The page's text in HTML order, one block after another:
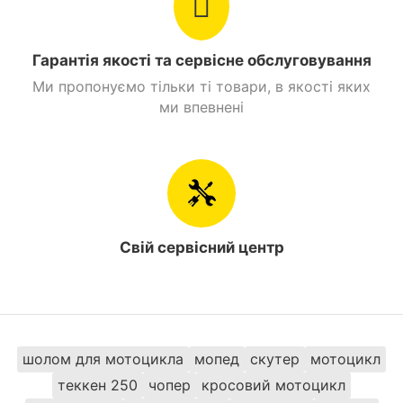
Гарантія якості та сервісне обслуговування
Ми пропонуємо тільки ті товари, в якості яких
ми впевнені
Свій сервісний центр
шолом для мотоцикла мопед скутер
мотоцикл
теккен 250
чопер
кросовий мотоцикл